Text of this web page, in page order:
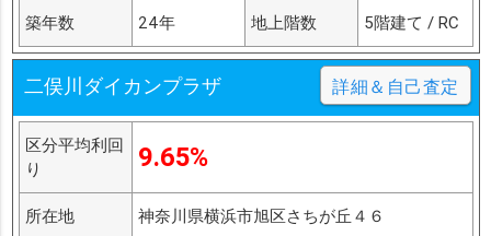
築年数 24年 地上階数 5階建て / RC
二俣川ダイカンプラザ 詳細＆自己査定
区分平均利回
り
9.65%
所在地 神奈川県横浜市旭区さちが丘４６